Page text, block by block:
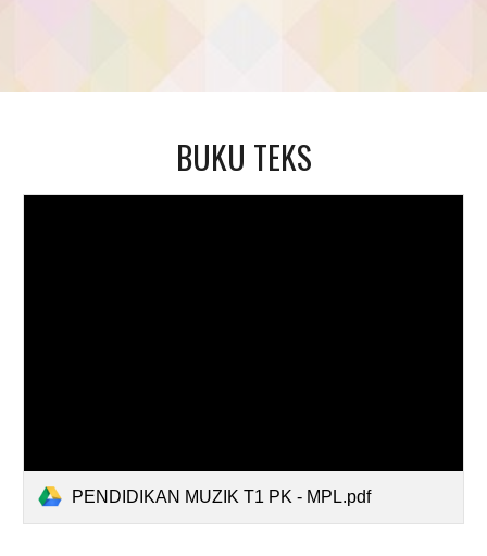
BUKU TEKS
PENDIDIKAN MUZIK T1 PK - MPL.pdf